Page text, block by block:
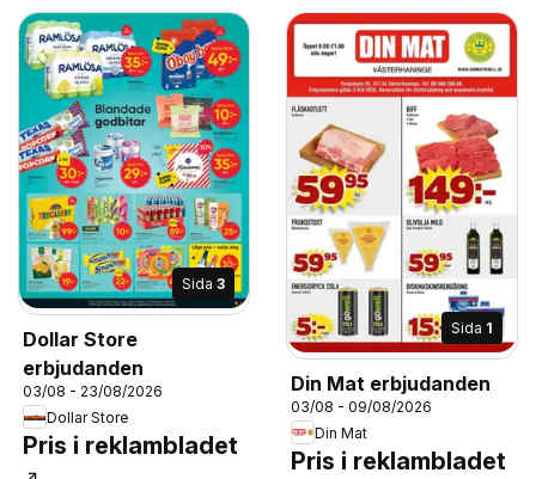
Sida 3
Dollar Store
erbjudanden
03/08 - 23/08/2026
Dollar Store
Pris i reklambladet
Sida 1
Din Mat erbjudanden
03/08 - 09/08/2026
Din Mat
Pris i reklambladet